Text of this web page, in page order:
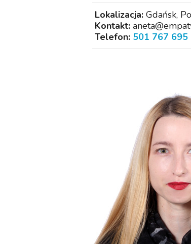
Lokalizacja: Gdańsk,
Kontakt:
Telefon: 501 767 695